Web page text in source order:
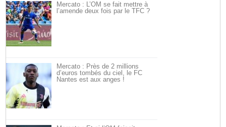
Mercato : L’OM se fait mettre à
l’amende deux fois par le TFC ?
Mercato : Près de 2 millions
d’euros tombés du ciel, le FC
Nantes est aux anges !